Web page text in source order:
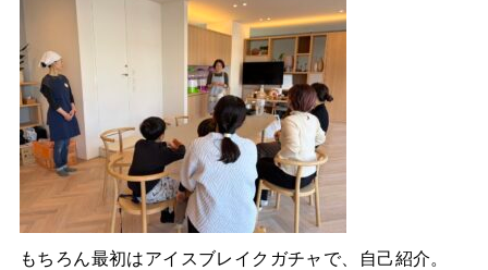
もちろん最初はアイスブレイクガチャで、自己紹介。